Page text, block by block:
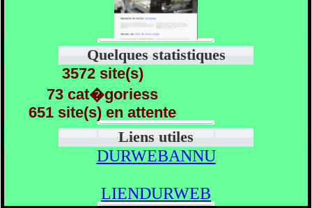
Quelques statistiques
3572 site(s)
73 cat�goriess
651 site(s) en attente
Liens utiles
DURWEBANNU
LIENDURWEB